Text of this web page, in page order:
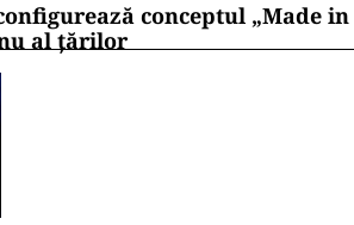
conceptul „Made
al țărilor